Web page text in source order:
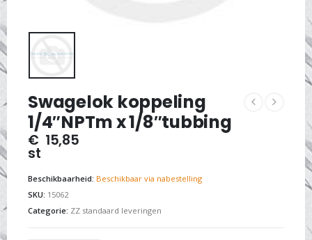
Swagelok koppeling
1/4″NPTm x 1/8″tubbing
€ 15,85
st
Beschikbaarheid: Beschikbaar via nabestelling
SKU: 15062
Categorie: ZZ standaard leveringen